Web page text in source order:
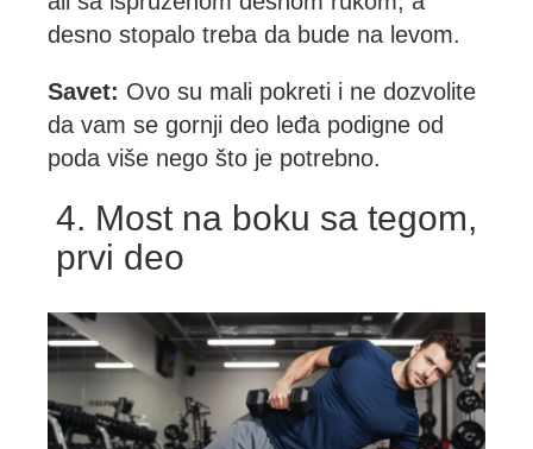
desno stopalo treba da bude na levom.
Savet: Ovo su mali pokreti i ne dozvolite
da vam se gornji deo leđa podigne od
poda više nego što je potrebno.
4. Most na boku sa tegom,
prvi deo